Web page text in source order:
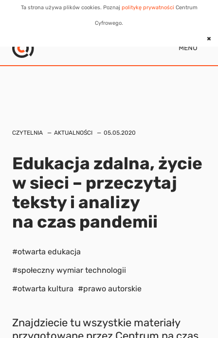
Ta strona używa plików cookies. Poznaj politykę prywatności Centrum
Cyfrowego.
MENU
CZYTELNIA AKTUALNOŚCI 05.05.2020
Edukacja zdalna, życie
w sieci – przeczytaj
teksty i analizy
na czas pandemii
#otwarta edukacja
#społeczny wymiar technologii
#otwarta kultura #prawo autorskie
Znajdziecie tu wszystkie materiały